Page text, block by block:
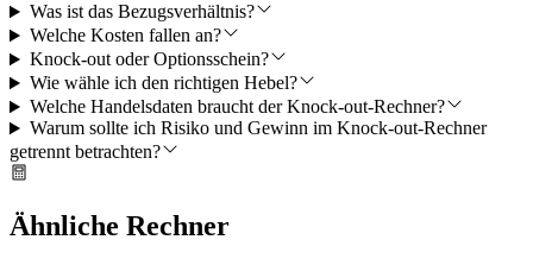
Was ist das Bezugsverhältnis?
Welche Kosten fallen an?
Knock-out oder Optionsschein?
Wie wähle ich den richtigen Hebel?
Welche Handelsdaten braucht der Knock-out-Rechner?
Warum sollte ich Risiko und Gewinn im Knock-out-Rechner
getrennt betrachten?
Ähnliche Rechner